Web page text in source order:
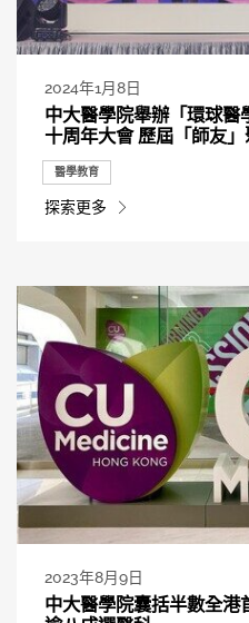
2024年1月8日
中大醫學院舉辦「環球
十周年大會 歷屆「師友
醫學教育
探索更多
2023年8月9日
中大醫學院囊括半數全港